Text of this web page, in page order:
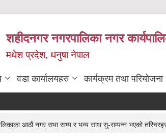
शहीदनगर नगरपालिका नगर
मधेश प्रदेश, धनुषा नेपाल
वडा कार्यालयहरु कार्यक्रम तथा परियोजना
आठौं नगर सभा सभ्य र भव्य साथ सु-सम्पन्न भएको